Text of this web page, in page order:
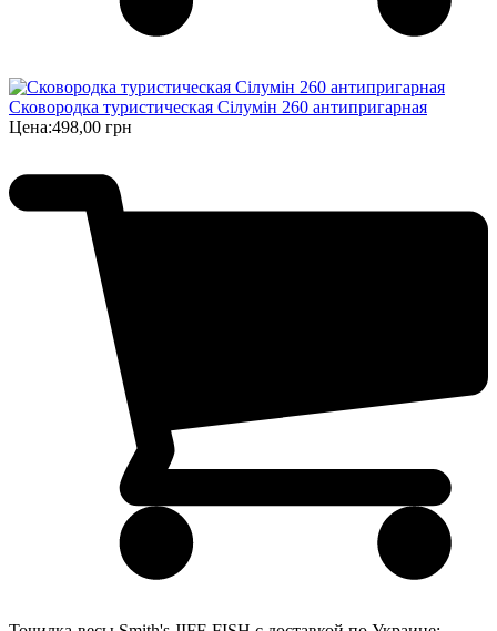
Сковородка туристическая Сілумін 260 антипригарная
Цена:498,00 грн